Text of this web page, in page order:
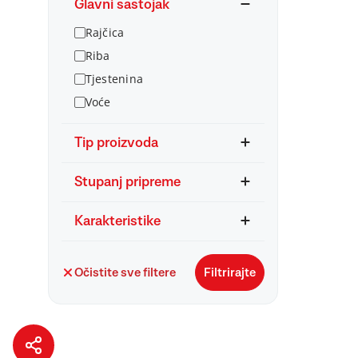
Glavni sastojak
Rajčica
Riba
Tjestenina
Voće
Tip proizvoda
Stupanj pripreme
Karakteristike
Očistite sve filtere Filtrirajte